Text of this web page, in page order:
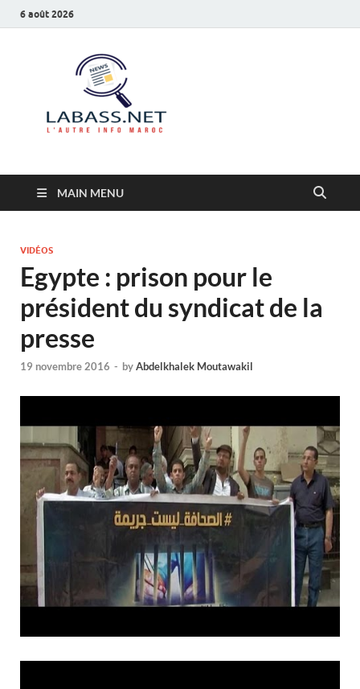
6 août 2026
MAIN MENU
VIDÉOS
Egypte : prison pour le
président du syndicat de la
presse
19 novembre 2016 - byAbdelkhalek Moutawakil